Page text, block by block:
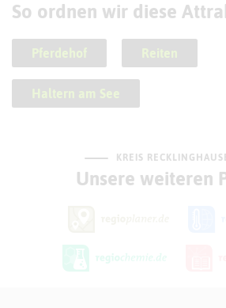
So ordnen wir diese
Pferdehof Reiten
Haltern am See
KREIS
Unsere weiteren